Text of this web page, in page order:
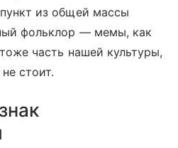
из общей массы
фольклор — мемы, как
часть нашей культуры,
стоит.